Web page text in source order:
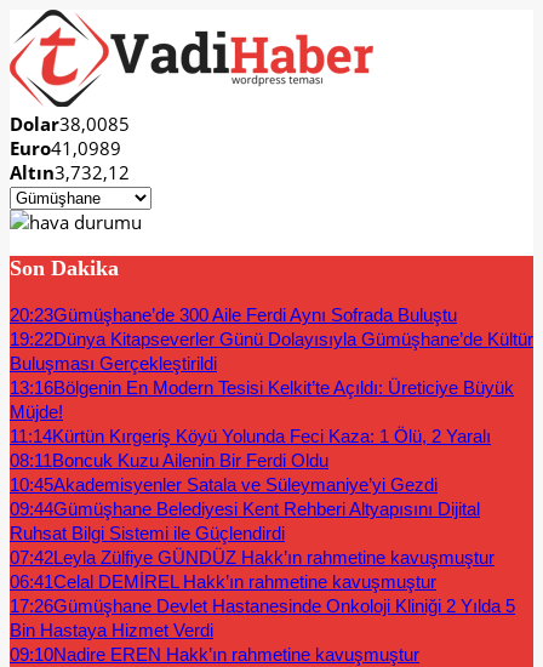
Dolar38,0085
Euro41,0989
Altın3,732,12
Son Dakika
20:23Gümüşhane’de 300 Aile Ferdi Aynı Sofrada Buluştu
19:22Dünya Kitapseverler Günü Dolayısıyla Gümüşhane’de Kültür
Buluşması Gerçekleştirildi
13:16Bölgenin En Modern Tesisi Kelkit’te Açıldı: Üreticiye Büyük
Müjde!
11:14Kürtün Kırgeriş Köyü Yolunda Feci Kaza: 1 Ölü, 2 Yaralı
08:11Boncuk Kuzu Ailenin Bir Ferdi Oldu
10:45Akademisyenler Satala ve Süleymaniye’yi Gezdi
09:44Gümüşhane Belediyesi Kent Rehberi Altyapısını Dijital
Ruhsat Bilgi Sistemi ile Güçlendirdi
07:42Leyla Zülfiye GÜNDÜZ Hakk’ın rahmetine kavuşmuştur
06:41Celal DEMİREL Hakk’ın rahmetine kavuşmuştur
17:26Gümüşhane Devlet Hastanesinde Onkoloji Kliniği 2 Yılda 5
Bin Hastaya Hizmet Verdi
09:10Nadire EREN Hakk’ın rahmetine kavuşmuştur